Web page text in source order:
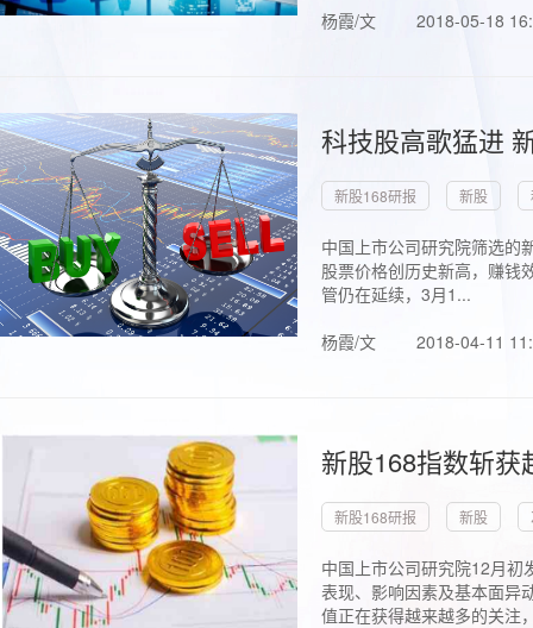
杨霞/文
2018-05-18
科技股高歌猛进
新股168研报 新股
中国上市公司研究院筛选的
股票价格创历史新高，赚钱
管仍在延续，3月1...
杨霞/文
2018-04-11
新股168指数斩
新股168研报 新股
中国上市公司研究院12月初
表现、影响因素及基本面异
值正在获得越来越多的关注